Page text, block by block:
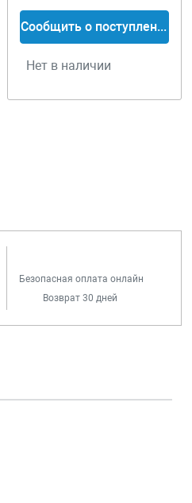
Сообщить о поступлении
Нет в наличии
Безопасная оплата онлайн
Возврат 30 дней